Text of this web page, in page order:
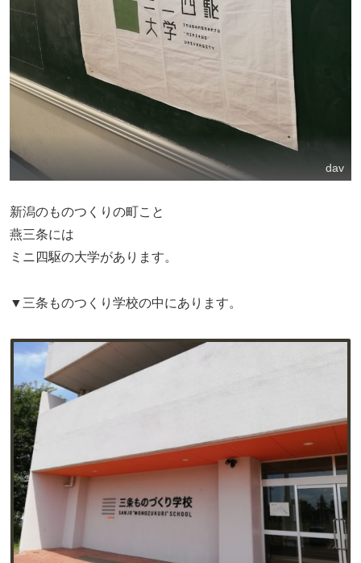
dav
新潟のものつくりの町こと
燕三条には
ミニ四駆の大学があります。
▼三条ものつくり学校の中にあります。